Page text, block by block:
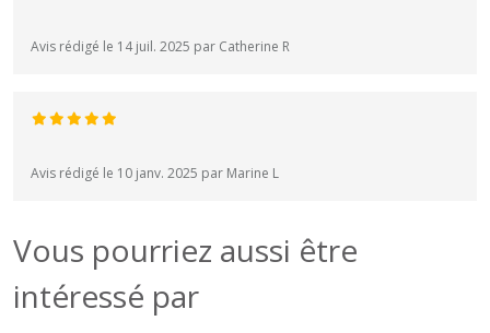
Avis rédigé le 14 juil. 2025 par Catherine R
Avis rédigé le 10 janv. 2025 par Marine L
Vous pourriez aussi être
intéressé par